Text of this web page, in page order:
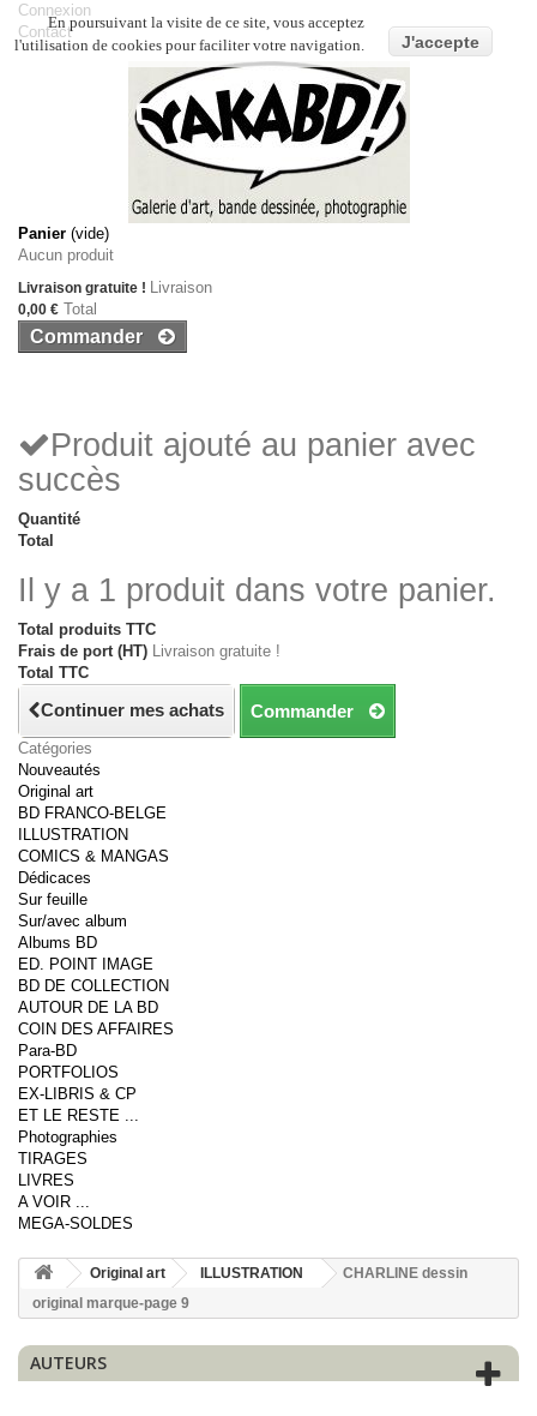
Connexion
Contact
Panier (vide)
Aucun produit
Livraison gratuite ! Livraison
0,00 € Total
Commander
Produit ajouté au panier avec
succès
Quantité
Total
Il y a 1 produit dans votre panier.
Total produits TTC
Frais de port (HT) Livraison gratuite !
Total TTC
Continuer mes achats Commander
Catégories
Nouveautés
Original art
BD FRANCO-BELGE
ILLUSTRATION
COMICS & MANGAS
Dédicaces
Sur feuille
Sur/avec album
Albums BD
ED. POINT IMAGE
BD DE COLLECTION
AUTOUR DE LA BD
COIN DES AFFAIRES
Para-BD
PORTFOLIOS
EX-LIBRIS & CP
ET LE RESTE ...
Photographies
TIRAGES
LIVRES
A VOIR ...
MEGA-SOLDES
Original art ILLUSTRATION
CHARLINE dessin
original marque-page 9
AUTEURS
En poursuivant la visite de ce site, vous acceptez
l'utilisation de cookies pour faciliter votre navigation.
J'accepte